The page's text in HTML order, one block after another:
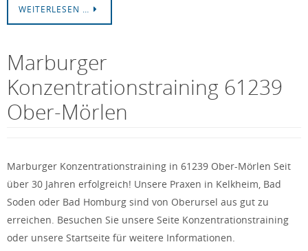
WEITERLESEN …
Marburger
Konzentrationstraining 61239
Ober-Mörlen
Marburger Konzentrationstraining in 61239 Ober-Mörlen Seit
über 30 Jahren erfolgreich! Unsere Praxen in Kelkheim, Bad
Soden oder Bad Homburg sind von Oberursel aus gut zu
erreichen. Besuchen Sie unsere Seite Konzentrationstraining
oder unsere Startseite für weitere Informationen.